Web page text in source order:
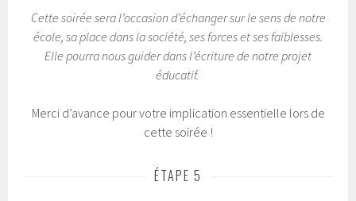
Cette soirée sera l’occasion d’échanger sur le sens de notre
école, sa place dans la société, ses forces et ses faiblesses.
Elle pourra nous guider dans l’écriture de notre projet
éducatif.
Merci d’avance pour votre implication essentielle lors de
cette soirée !
ÉTAPE 5